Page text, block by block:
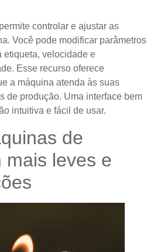
controlar e ajustar as
Você pode modificar parâmetros
etiqueta, velocidade e
Esse recurso oferece
a máquina atenda às suas
de produção. Uma interface bem
intuitiva e fácil de usar.
de
mais leves e